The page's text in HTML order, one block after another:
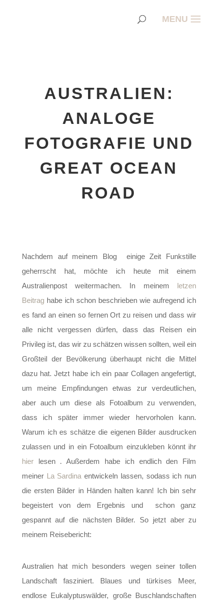
AUSTRALIEN:
ANALOGE
FOTOGRAFIE UND
GREAT OCEAN
ROAD
Nachdem auf meinem Blog einige Zeit Funkstille
geherrscht hat, möchte ich heute mit einem
Australienpost weitermachen. In meinem letzen
Beitraghabe ich schon beschrieben wie aufregend ich
es fand an einen so fernen Ort zu reisen und dass wir
alle nicht vergessen dürfen, dass das Reisen ein
Privileg ist, das wir zu schätzen wissen sollten, weil ein
Großteil der Bevölkerung überhaupt nicht die Mittel
dazu hat. Jetzt habe ich ein paar Collagen angefertigt,
um meine Empfindungen etwas zur verdeutlichen,
aber auch um diese als Fotoalbum zu verwenden,
dass ich später immer wieder hervorholen kann.
Warum ich es schätze die eigenen Bilder ausdrucken
zulassen und in ein Fotoalbum einzukleben könnt ihr
hierlesen . Außerdem habe ich endlich den Film
meiner La Sardina entwickeln lassen, sodass ich nun
die ersten Bilder in Händen halten kann! Ich bin sehr
begeistert von dem Ergebnis und schon ganz
gespannt auf die nächsten Bilder. So jetzt aber zu
meinem Reisebericht:
Australien hat mich besonders wegen seiner tollen
Landschaft fasziniert. Blaues und türkises Meer,
endlose Eukalyptuswälder, große Buschlandschaften